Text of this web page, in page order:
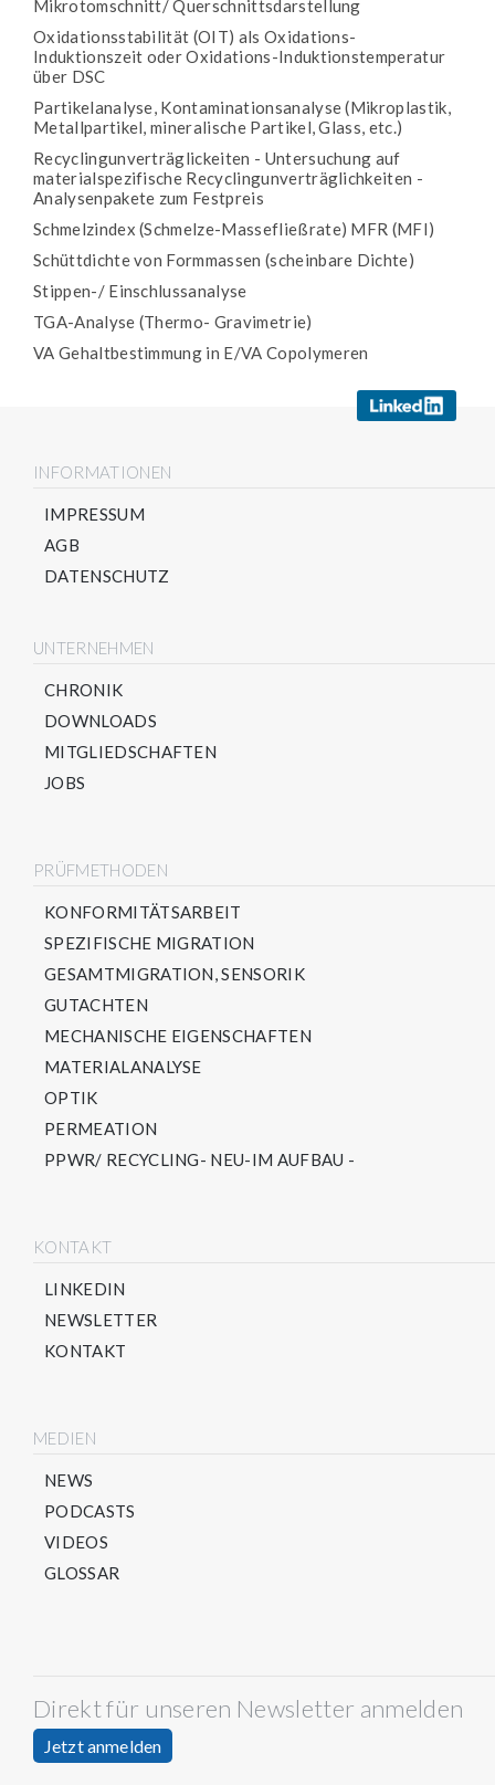
Mikrotomschnitt/ Querschnittsdarstellung
Oxidationsstabilität (OIT) als Oxidations-
Induktionszeit oder Oxidations-Induktionstemperatur
über DSC
Partikelanalyse, Kontaminationsanalyse (Mikroplastik,
Metallpartikel, mineralische Partikel, Glass, etc.)
Recyclingunverträglickeiten - Untersuchung auf
materialspezifische Recyclingunverträglichkeiten -
Analysenpakete zum Festpreis
Schmelzindex (Schmelze-Massefließrate) MFR (MFI)
Schüttdichte von Formmassen (scheinbare Dichte)
Stippen-/ Einschlussanalyse
TGA-Analyse (Thermo- Gravimetrie)
VA Gehaltbestimmung in E/VA Copolymeren
INFORMATIONEN
IMPRESSUM
AGB
DATENSCHUTZ
UNTERNEHMEN
CHRONIK
DOWNLOADS
MITGLIEDSCHAFTEN
JOBS
PRÜFMETHODEN
KONFORMITÄTSARBEIT
SPEZIFISCHE MIGRATION
GESAMTMIGRATION, SENSORIK
GUTACHTEN
MECHANISCHE EIGENSCHAFTEN
MATERIALANALYSE
OPTIK
PERMEATION
PPWR/ RECYCLING- NEU-IM AUFBAU -
KONTAKT
LINKEDIN
NEWSLETTER
KONTAKT
MEDIEN
NEWS
PODCASTS
VIDEOS
GLOSSAR
Direkt für unseren Newsletter anmelden
Jetzt anmelden